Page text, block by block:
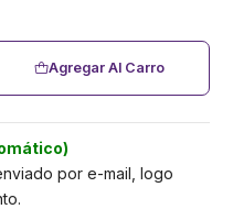
Agregar Al Carro
por e-mail, logo